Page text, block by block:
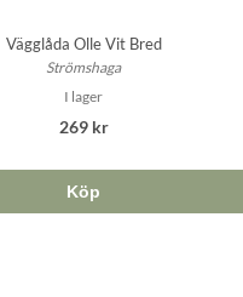
Vägglåda Olle Vit Bred
Strömshaga
I lager
269 kr
Köp